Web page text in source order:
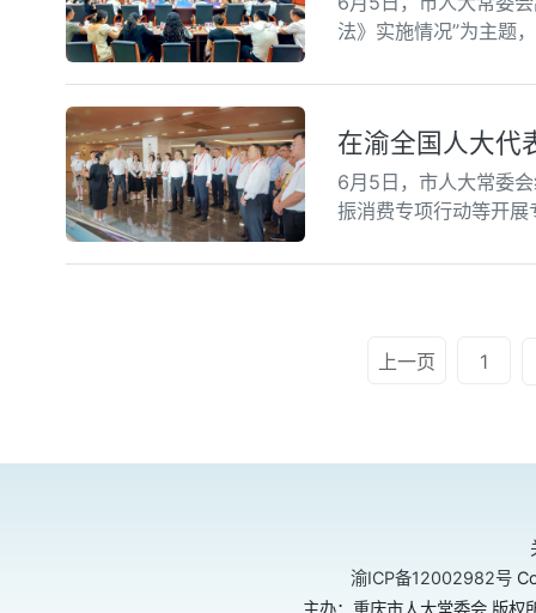
法》实施情况”为主题
在渝全国人大代
6月5日，市人大常委
振消费专项行动等开展
上一页 1
渝ICP备12002982号
主办：重庆市人大常委会 版